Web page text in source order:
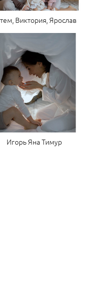
Виктория, Ярослав
Игорь Яна Тимур